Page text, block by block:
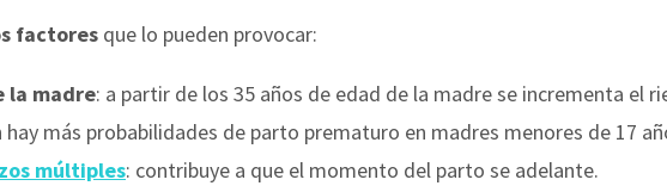
factores que lo pueden provocar:
la madre: a partir de los 35 años de edad de la madre se incrementa el
hay más probabilidades de parto prematuro en madres menores de 17
múltiples: contribuye a que el momento del parto se adelante.